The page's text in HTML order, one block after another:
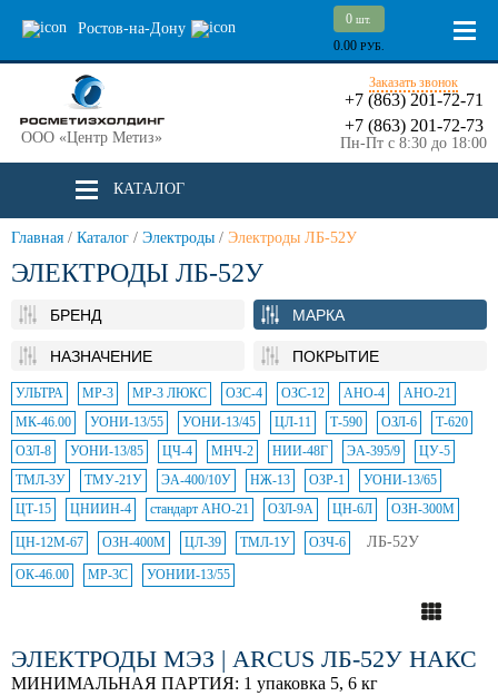
Ростов-на-Дону
0 шт.
0.00 РУБ.
ООО «Центр Метиз»
Заказать звонок
+7 (863) 201-72-71
+7 (863) 201-72-73
Пн-Пт с 8:30 до 18:00
КАТАЛОГ
Главная / Каталог / Электроды / Электроды ЛБ-52У
ЭЛЕКТРОДЫ ЛБ-52У
БРЕНД МАРКА
НАЗНАЧЕНИЕ ПОКРЫТИЕ
УЛЬТРА МР-3 МР-3 ЛЮКС ОЗС-4 ОЗС-12 АНО-4
АНО-21
МК-46.00
УОНИ-13/55 УОНИ-13/45 ЦЛ-11 Т-590 ОЗЛ-6
Т-620
ОЗЛ-8
УОНИ-13/85 ЦЧ-4 МНЧ-2 НИИ-48Г ЭА-395/9
ЦУ-5
ТМЛ-3У
ТМУ-21У ЭА-400/10У НЖ-13 ОЗР-1
УОНИ-13/65
ЦТ-15
ЦНИИН-4 стандарт АНО-21 ОЗЛ-9А ЦН-6Л ОЗН-300М
ЦН-12М-67 ОЗН-400М ЦЛ-39 ТМЛ-1У ОЗЧ-6 ЛБ-52У
ОК-46.00 МР-3С УОНИИ-13/55
ЭЛЕКТРОДЫ МЭЗ | ARCUS ЛБ-52У НАКС
МИНИМАЛЬНАЯ ПАРТИЯ: 1 упаковка 5, 6 кг